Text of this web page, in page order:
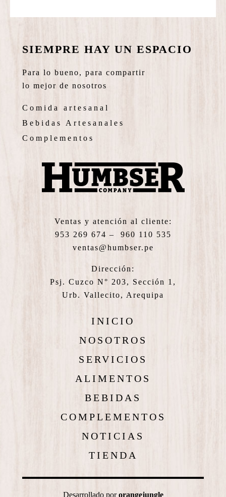
SIEMPRE HAY UN ESPACIO
Para lo bueno, para compartir
lo mejor de nosotros
Comida artesanal
Bebidas Artesanales
Complementos
Ventas y atención al cliente:
953 269 674 – 960 110 535
ventas@humbser.pe
Dirección:
Psj. Cuzco N° 203, Sección 1,
Urb. Vallecito, Arequipa
INICIO
NOSOTROS
SERVICIOS
ALIMENTOS
BEBIDAS
COMPLEMENTOS
NOTICIAS
TIENDA
Desarrollado pororangejungle